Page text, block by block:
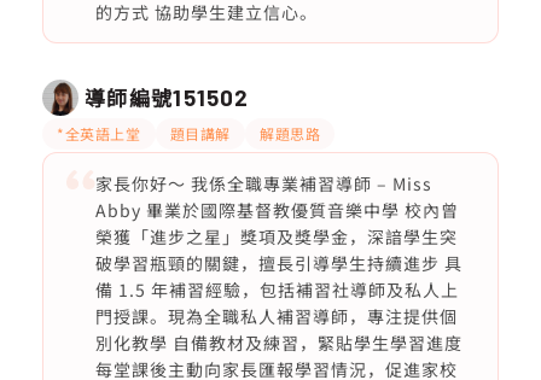
的方式 協助學生建立信心。
導師編號151502
*全英語上堂 題目講解 解題思路
家長你好～ 我係全職專業補習導師 – Miss
Abby 畢業於國際基督教優質音樂中學 校內曾
榮獲「進步之星」獎項及獎學金，深諳學生突
破學習瓶頸的關鍵，擅長引導學生持續進步 具
備 1.5 年補習經驗，包括補習社導師及私人上
門授課。現為全職私人補習導師，專注提供個
別化教學 自備教材及練習，緊貼學生學習進度
每堂課後主動向家長匯報學習情況，促進家校